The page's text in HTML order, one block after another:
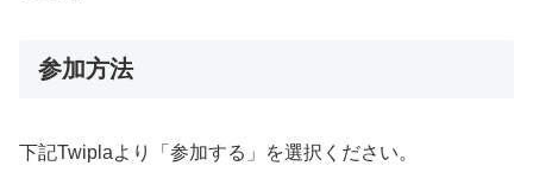
参加方法
下記Twiplaより「参加する」を選択ください。